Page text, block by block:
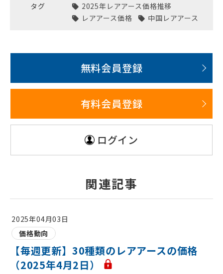
タグ
2025年レアアース価格推移
レアアース価格
中国レアアース
無料会員登録
有料会員登録
ログイン
関連記事
2025年04月03日
価格動向
【毎週更新】30種類のレアアースの価格
（2025年4月2日）